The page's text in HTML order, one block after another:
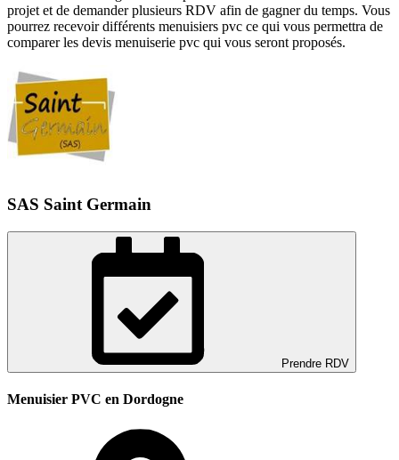
projet et de demander plusieurs RDV afin de gagner du temps. Vous
pourrez recevoir différents menuisiers pvc ce qui vous permettra de
comparer les devis menuiserie pvc qui vous seront proposés.
SAS Saint Germain
Prendre RDV
Menuisier PVC en Dordogne